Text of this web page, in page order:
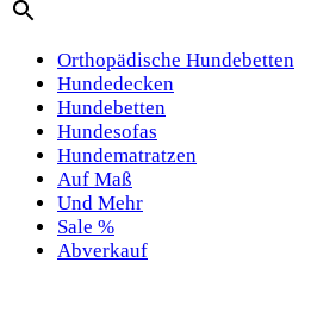
Orthopädische Hundebetten
Hundedecken
Hundebetten
Hundesofas
Hundematratzen
Auf Maß
Und Mehr
Sale %
Abverkauf